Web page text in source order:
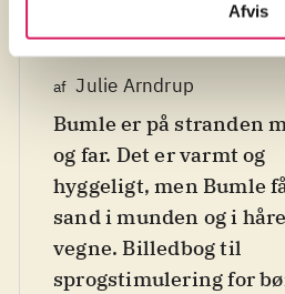
Afvis
af Julie Arndrup
Bumle er på stranden
og far. Det er varmt og
hyggeligt, men Bumle
sand i munden og i
vegne. Billedbog til
sprogstimulering for